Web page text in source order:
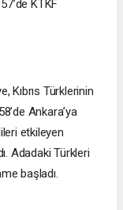
KTKF
Kıbrıs Türklerinin
Ankara’ya
etkileyen
Adadaki Türkleri
başladı.